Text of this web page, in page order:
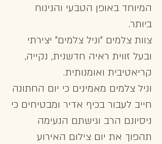
המיוחד באופן הטבעי והנינוח
ביותר.
צוות צלמים "וניל צלמים" יצירתי
ובעל זווית ראיה חדשנית, נקייה,
קריאטיבית ואומנותית.
וניל צלמים מאמינים כי יום החתונה
חייב לעבור בכיף אדיר ומבטיחים כי
ניסיונם הרב וגישתם הנעימה
תהפוך את יום צילום האירוע